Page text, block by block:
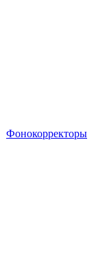
Фонокорректоры